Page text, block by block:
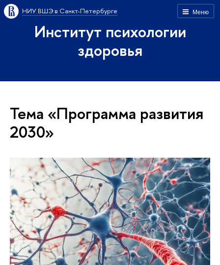
Меню
НИУ ВШЭ в Санкт-Петербурге
Институт психологии
здоровья
Тема «Программа развития
2030»